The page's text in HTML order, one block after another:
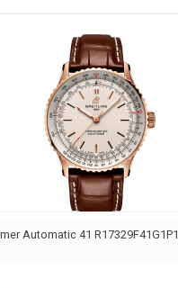
Automatic 41 R17329F41G1P1